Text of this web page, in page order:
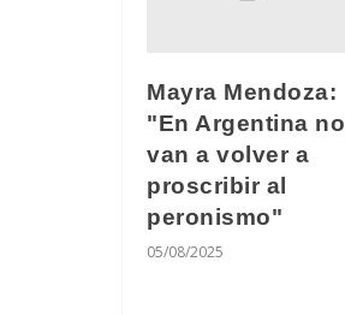
Mayra Mendoza:
"En Argentina no
van a volver a
proscribir al
peronismo"
05/08/2025